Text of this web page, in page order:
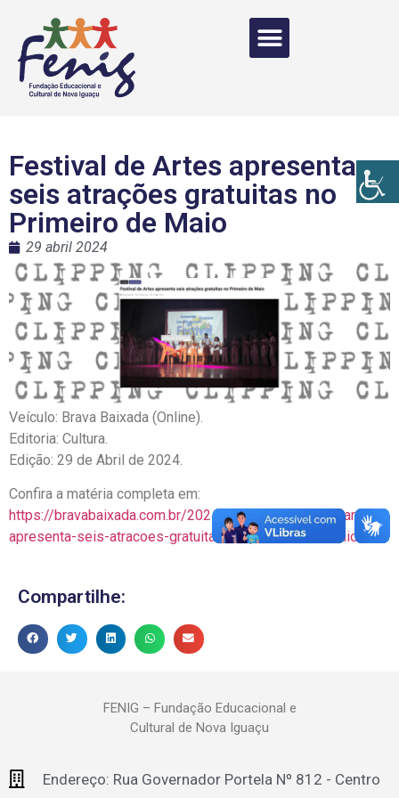
Festival de Artes apresenta
seis atrações gratuitas no
Primeiro de Maio
29 abril 2024
Veículo: Brava Baixada (Online).
Editoria: Cultura.
Edição: 29 de Abril de 2024.
Confira a matéria completa em:
https://bravabaixada.com.br/2024/04/29/festival-de-artes-
apresenta-seis-atracoes-gratuitas-no-primeiro-de-maio/
Compartilhe:
FENIG – Fundação Educacional e
Cultural de Nova Iguaçu
Endereço: Rua Governador Portela Nº 812 - Centro